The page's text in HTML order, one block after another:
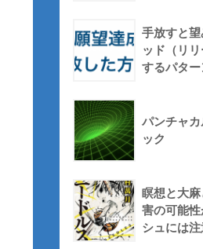
手放すと
ッド（リ
するパター
パンチャ
ック
瞑想と大
害の可能
シュには